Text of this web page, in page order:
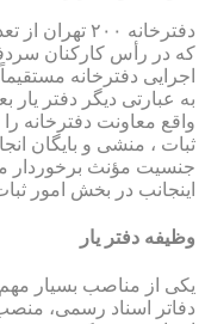
دفترخانه ۲۰۰
که در رأس کارکنان
اجرایی دفترخانه
به عبارتی دیگر دفتر
واقع معاونت دفترخانه
ثبات ، منشی و بایگان
جنسیت مؤنث برخوردار
اینجانب در بخش امور
وظیفه دفتر یار
یكی از مناصب بسیار
دفاتر اسناد رسمی،